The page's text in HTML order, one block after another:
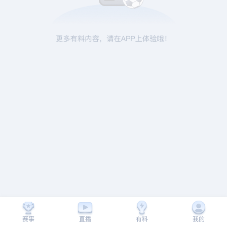
赛事 直播 有料 我的